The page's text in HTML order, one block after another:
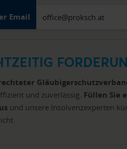
Email office@proksch.at
und zuverlässig. Füllen Sie
und unsere Insolvenzexperten